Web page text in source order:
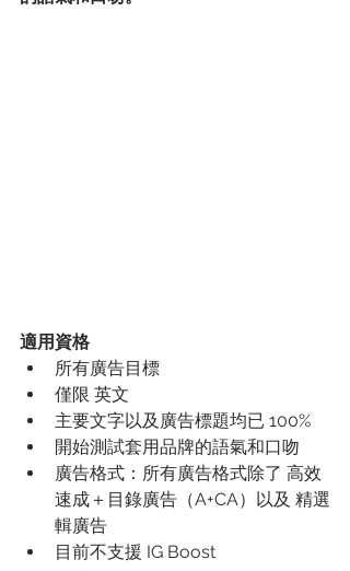
適用資格
所有廣告目標
僅限 英文
主要文字以及廣告標題均已 100%
開始測試套用品牌的語氣和口吻
廣告格式：所有廣告格式除了 高效
速成＋目錄廣告（A+CA）以及 精選
輯廣告
目前不支援 IG Boost